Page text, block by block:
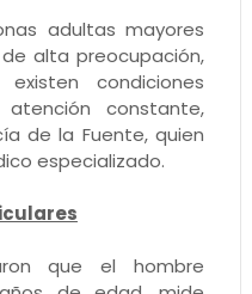
adultas mayores
alta preocupación,
condiciones
constante,
de la Fuente, quien
especializado.
que el hombre